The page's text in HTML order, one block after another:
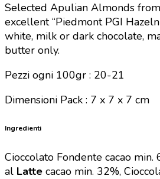
Selected Apulian Almonds
excellent “Piedmont PGI
white, milk or dark chocolate,
butter only.
Pezzi ogni 100gr : 20-21
Dimensioni Pack : 7 x 7 x 7 cm
Ingredienti
Cioccolato Fondente cacao min.
al Latte cacao min. 32%,